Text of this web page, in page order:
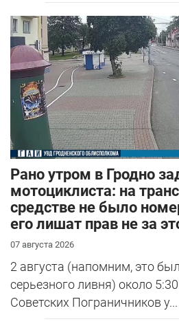
Рано утром в Гродно
мотоциклиста: на
средстве не было
его лишат прав не за
07 августа 2026
2 августа (напомним, это
серьезного ливня) около
Советских Пограничников у...